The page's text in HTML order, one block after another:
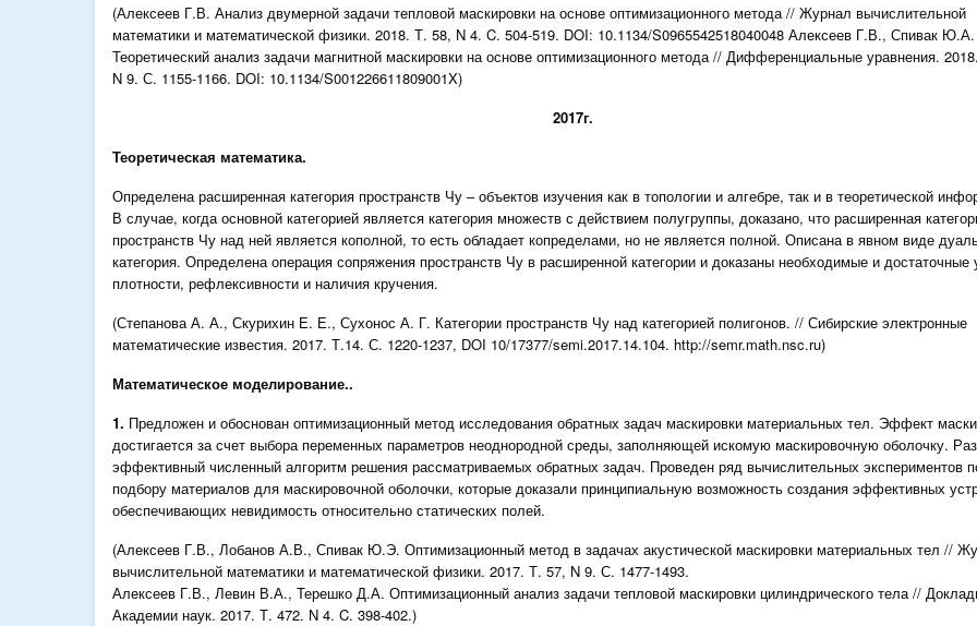
(Алексеев Г.В. Анализ двумерной задачи тепловой маскировки на основе оптимизационного метода // Журнал вычислительной
математики и математической физики. 2018. Т. 58, N 4. C. 504-519. DOI: 10.1134/S0965542518040048 Алексеев Г.В., Спивак Ю.А.
Теоретический анализ задачи магнитной маскировки на основе оптимизационного метода // Дифференциальные уравнения.
N 9. С. 1155-1166. DOI: 10.1134/S001226611809001X)
2017г.
Теоретическая математика.
Определена расширенная категория пространств Чу – объектов изучения как в топологии и алгебре, так и в теоретической
В случае, когда основной категорией является категория множеств с действием полугруппы, доказано, что расширенная
пространств Чу над ней является кополной, то есть обладает копределами, но не является полной. Описана в явном виде
категория. Определена операция сопряжения пространств Чу в расширенной категории и доказаны необходимые и достаточные
плотности, рефлексивности и наличия кручения.
(Степанова А. А., Скурихин Е. Е., Сухонос А. Г. Категории пространств Чу над категорией полигонов. // Сибирские электронные
математические известия. 2017. Т.14. С. 1220-1237, DOI 10/17377/semi.2017.14.104. http://semr.math.nsc.ru)
Математическое моделирование..
1. Предложен и обоснован оптимизационный метод исследования обратных задач маскировки материальных тел. Эффект
достигается за счет выбора переменных параметров неоднородной среды, заполняющей искомую маскировочную оболочку.
эффективный численный алгоритм решения рассматриваемых обратных задач. Проведен ряд вычислительных экспериментов
подбору материалов для маскировочной оболочки, которые доказали принципиальную возможность создания эффективных
обеспечивающих невидимость относительно статических полей.
(Алексеев Г.В., Лобанов А.В., Спивак Ю.Э. Оптимизационный метод в задачах акустической маскировки материальных тел //
вычислительной математики и математической физики. 2017. Т. 57, N 9. С. 1477-1493.
Алексеев Г.В., Левин В.А., Терешко Д.А. Оптимизационный анализ задачи тепловой маскировки цилиндрического тела //
Академии наук. 2017. Т. 472. N 4. C. 398-402.)